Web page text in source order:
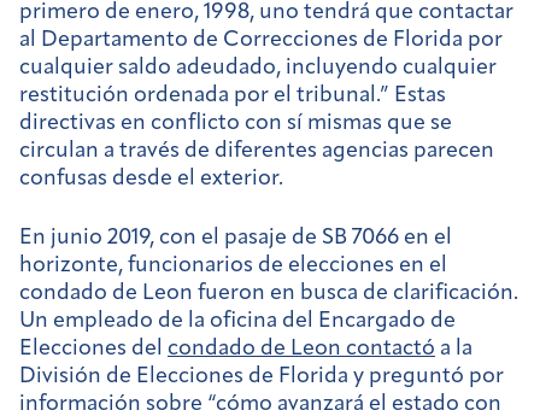
primero de enero, 1998, uno tendrá que contactar
al Departamento de Correcciones de Florida por
cualquier saldo adeudado, incluyendo cualquier
restitución ordenada por el tribunal.” Estas
directivas en conflicto con sí mismas que se
circulan a través de diferentes agencias parecen
confusas desde el exterior.
En junio 2019, con el pasaje de SB 7066 en el
horizonte, funcionarios de elecciones en el
condado de Leon fueron en busca de clarificación.
Un empleado de la oficina del Encargado de
Elecciones del condado de Leon contactó a la
División de Elecciones de Florida y preguntó por
información sobre “cómo avanzará el estado con